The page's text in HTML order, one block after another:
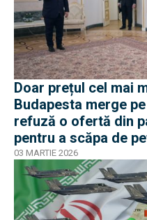
Doar prețul cel mai
Budapesta merge
refuză o ofertă din
pentru a scăpa de
03 MARTIE 2026